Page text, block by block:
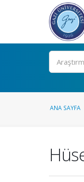
Ara
ANA SAYFA